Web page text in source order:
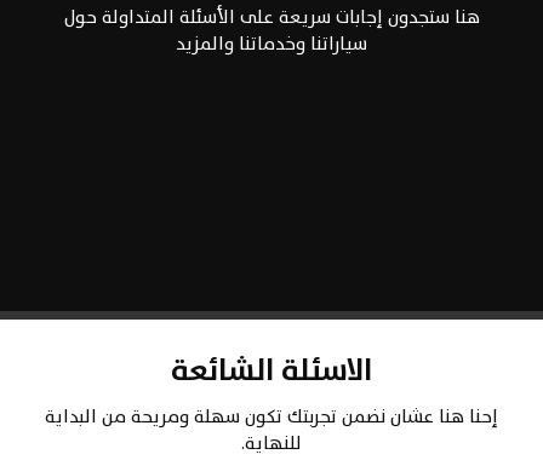
هنا ستجدون إجابات سريعة على الأسئلة المتداولة حول
سياراتنا وخدماتنا والمزيد
الاسئلة الشائعة
إحنا هنا عشان نضمن تجربتك تكون سهلة ومريحة من البداية
للنهاية.